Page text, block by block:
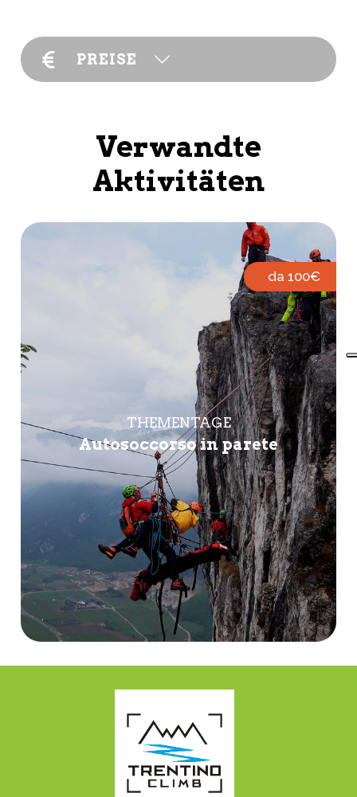
PREISE
Verwandte
Aktivitäten
da 100€
THEMENTAGE
Autosoccorso in parete